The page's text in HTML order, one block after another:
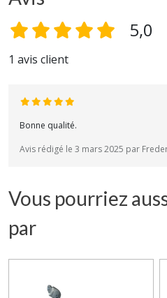
5,0
1 avis client
Bonne qualité.
Avis rédigé le 3 mars 2025 par
Vous pourriez
par